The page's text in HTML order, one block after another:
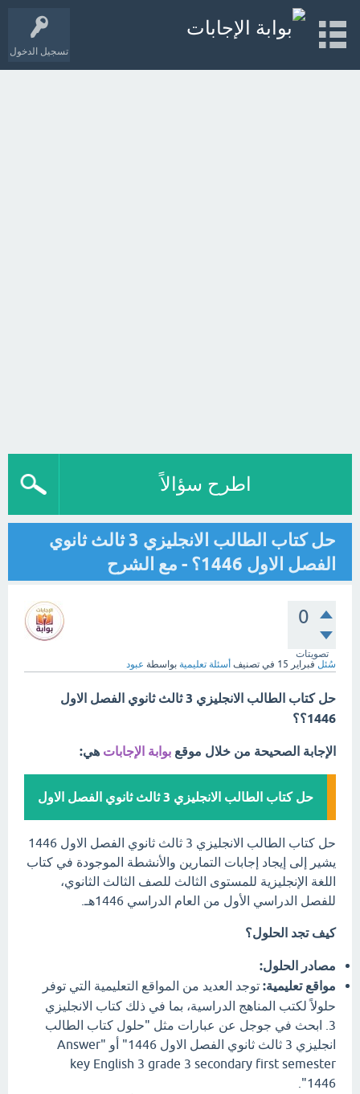
تسجيل الدخول
اطرح سؤالاً
حل كتاب الطالب الانجليزي 3 ثالث ثانوي
الفصل الاول 1446؟ - مع الشرح
0
تصويتات
سُئل فبراير 15 في تصنيف أسئلة تعليمية بواسطة عبود
حل كتاب الطالب الانجليزي 3 ثالث ثانوي الفصل الاول
1446؟؟
الإجابة الصحيحة من خلال موقع بوابة الإجابات هي:
حل كتاب الطالب الانجليزي 3 ثالث ثانوي الفصل الاول
حل كتاب الطالب الانجليزي 3 ثالث ثانوي الفصل الاول 1446
يشير إلى إيجاد إجابات التمارين والأنشطة الموجودة في كتاب
اللغة الإنجليزية للمستوى الثالث للصف الثالث الثانوي،
للفصل الدراسي الأول من العام الدراسي 1446هـ.
كيف تجد الحلول؟
مصادر الحلول:
مواقع تعليمية: توجد العديد من المواقع التعليمية التي توفر
حلولاً لكتب المناهج الدراسية، بما في ذلك كتاب الانجليزي
3. ابحث في جوجل عن عبارات مثل "حلول كتاب الطالب
انجليزي 3 ثالث ثانوي الفصل الاول 1446" أو "Answer
key English 3 grade 3 secondary first semester
1446".